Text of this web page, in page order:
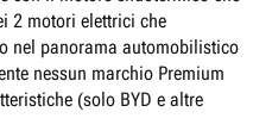
2 motori elettrici che
nel panorama automobilistico
nessun marchio Premium
(solo BYD e altre